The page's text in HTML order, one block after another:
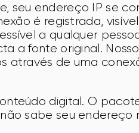
seu endereço IP se
é registrada,
a qualquer
a fonte original.
através de uma
digital. O
sabe seu endereço